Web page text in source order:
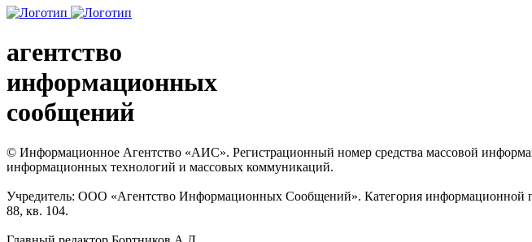
агентство
информационных
сообщений
© Информационное Агентство «АИС». Регистрационный номер средства массовой
информационных технологий и массовых коммуникаций.
Учредитель: ООО «Агентство Информационных Сообщений». Категория информационной
88, кв. 104.